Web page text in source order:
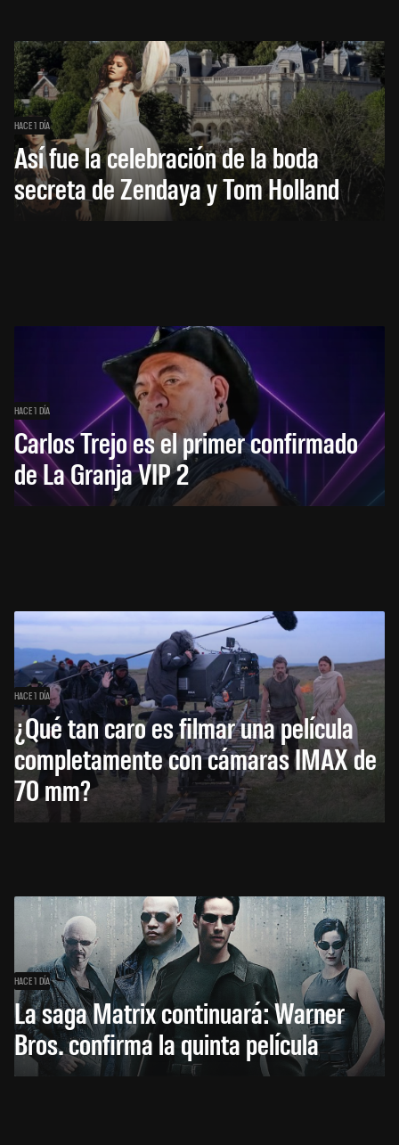
HACE 1 DÍA
Así fue la celebración de la boda
secreta de Zendaya y Tom Holland
HACE 1 DÍA
Carlos Trejo es el primer confirmado
de La Granja VIP 2
HACE 1 DÍA
¿Qué tan caro es filmar una película
completamente con cámaras IMAX de
70 mm?
HACE 1 DÍA
La saga Matrix continuará: Warner
Bros. confirma la quinta película